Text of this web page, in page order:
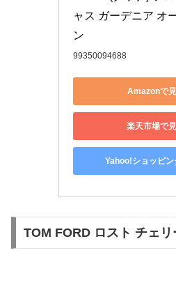
ャス ガーデニア オ
ン
99350094688
Amazonで
楽天市場で
Yahoo!ショッピン
TOM FORD ロスト チェリ